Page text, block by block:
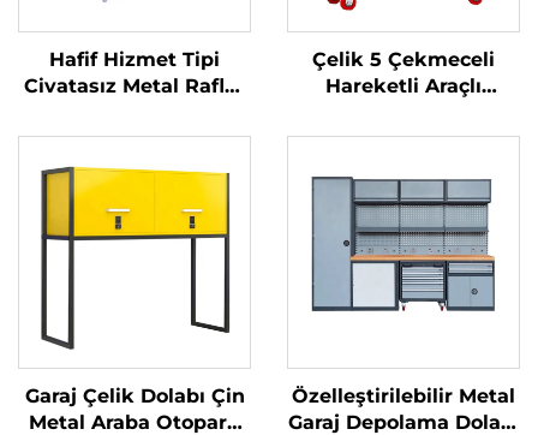
Hafif Hizmet Tipi
Civatasız Metal Raflar
Raf Garaj Rafı
Süpermarket Gösterim
Standı Mağaza Rafları
Çelik 5 Çekmeceli
Hareketli Araçlı
Depolama Bakım
Dolabı
Garaj Çelik Dolabı Çin
Metal Araba Otopark
Özelleştirilebilir Metal
Garaj Depolama Dolabı